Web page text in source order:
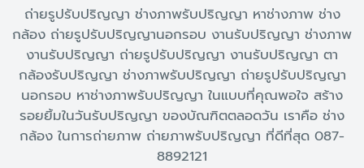
ถ่ายรูปรับปริญญา ช่างภาพรับปริญญา หาช่างภาพ ช่าง
กล้อง ถ่ายรูปรับปริญญานอกรอบ งานรับปริญญา ช่างภาพ
งานรับปริญญา ถ่ายรูปรับปริญญา งานรับปริญญา ตา
กล้องรับปริญญา ช่างภาพรับปริญญา ถ่ายรูปรับปริญญา
นอกรอบ หาช่างภาพรับปริญญา ในแบบที่คุณพอใจ สร้าง
รอยยิ้มในวันรับปริญญา ของบัณฑิตตลอดวัน เราคือ ช่าง
กล้อง ในการถ่ายภาพ ถ่ายภาพรับปริญญา ที่ดีที่สุด 087-
8892121